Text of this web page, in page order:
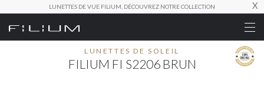
LUNETTES DE VUE FILIUM, DÉCOUVREZ NOTRE COLLECTION X
LUNETTES DE SOLEIL
FILIUM FI S2206 BRUN